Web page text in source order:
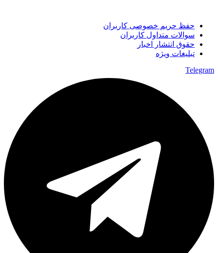
حفظ حریم خصوصی کاربران
سوالات متداول کاربران
حقوق انتشار اخبار
تبلیغات ویژه
Telegram